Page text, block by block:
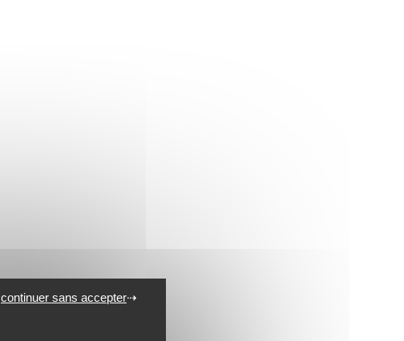
continuer sans accepter